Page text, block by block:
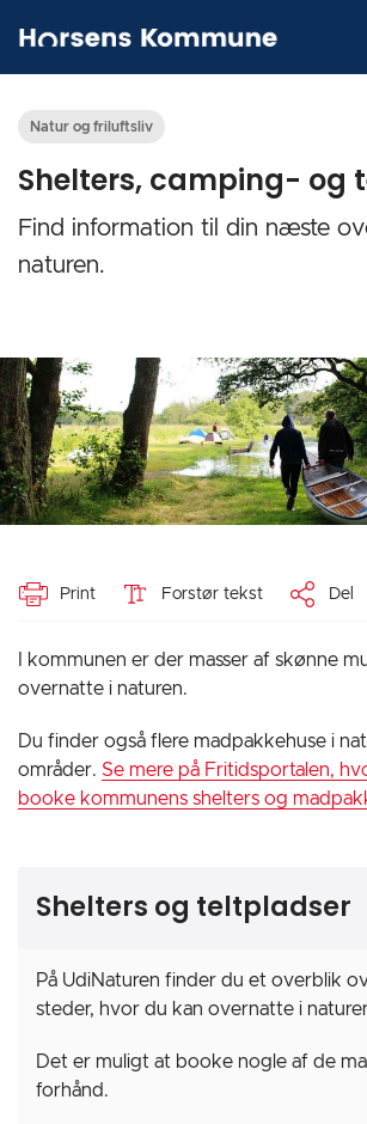
Natur og friluftsliv
Shelters, camping- og
Find information til din næste
naturen.
Print Forstør tekst Del
I kommunen er der masser af skønne
overnatte i naturen.
Du finder også flere madpakkehuse i
områder. Se mere på Fritidsportalen,
booke kommunens shelters og
Shelters og teltpladser
På UdiNaturen finder du et overblik
steder, hvor du kan overnatte i
Det er muligt at booke nogle af de
forhånd.